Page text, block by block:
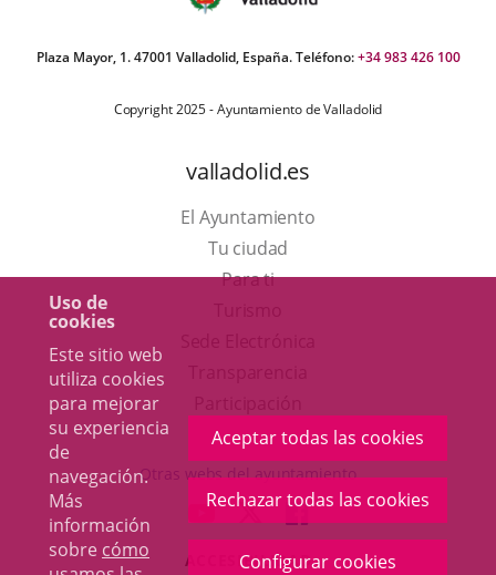
Uso de
cookies
Este sitio web
utiliza cookies
para mejorar
su experiencia
de
navegación.
Más
información
sobre cómo
Aceptar todas las cookies
Rechazar todas las cookies
Configurar cookies
Plaza Mayor, 1. 47001 Valladolid, España. Teléfono:+34 983 426 100
Copyright 2025 - Ayuntamiento de Valladolid
valladolid.es
El Ayuntamiento
Tu ciudad
Para ti
en
una
ventana
nueva.
aplicación
externa.
Otras webs del ayuntamiento
ENLACE
A
UNA
ENLACE
A
UNA
ENLACE
A
UNA
ACCESIBILIDAD